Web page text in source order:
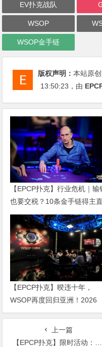
EV扑克战队
WSOP
WSOP金手链
版权声明：本站原
13:50:23 ，由
【EPCP扑克】行业危机｜输
也要交税？10条金手链得主
“扛不住”，主动砍掉四分之三
赛
【EPCP扑克】暌违十年，
WSOP再度回归亚洲！2026
APL济州站6月19-28日盛大
上一篇
【EPCP扑克】限时活动：欢庆吉尼斯新纪录 德扑现金桌 iPhone 15 Pro Max 无限量赠送!